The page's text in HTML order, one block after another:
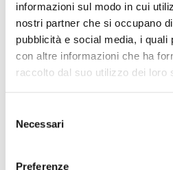
informazioni sul modo in cui
nostri partner che si occupano
pubblicità e social media, i quali
con altre informazioni che ha
raccolto dal suo utilizzo dei loro
delNecessari
Preferenze